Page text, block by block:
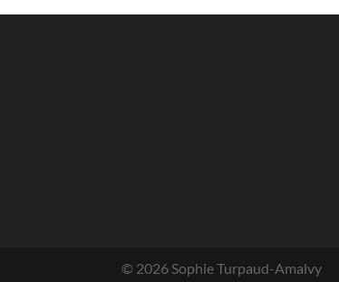
© 2026 Sophie Turpaud-Amalvy